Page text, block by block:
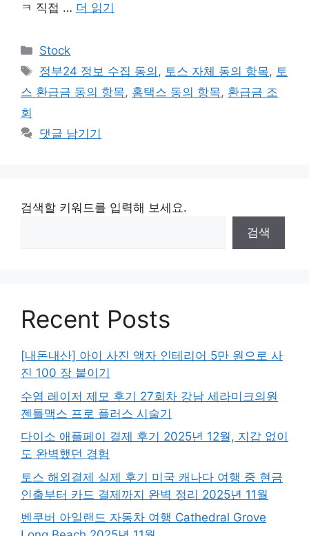
ㅋ 직접 … 더 읽기
카
테
리
Stock
태
그
정부24 정보 수집 동의 , 토스 자체 동의 항목, 토
스 환급금 동의 항목, 홈택스 동의 항목, 환급금 조
회
댓글 남기기
검색할 키워드를 입력해 보세요.
검색
Recent Posts
[내돈내산] 아이 사진 액자 인테리어 5만 원으로 사
진 100 장 붙이기
수염 레이저 제모 후기 27회차 강남 세라미크의원
젠틀맥스 프로 플러스 시술기
다이소 애플페이 결제 후기 2025년 12월, 지갑 없이
도 완벽했던 경험
토스 해외결제 실제 후기 미국 캐나다 여행 중 현금
인출부터 카드 결제까지 완벽 정리 2025년 11월
벤쿠버 아일랜드 자동차 여행 Cathedral Grove